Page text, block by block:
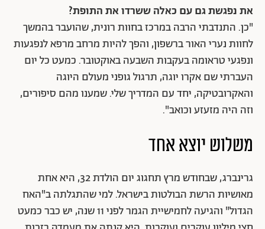
את נפגשת גם עם כאלה ששרדו את התופת?
"כן. התנדבתי הרבה במרכז בחוות רונית, שהועבר בהמשך
לחוות נערי האור ברשפון, והפך להיות מרחב מרפא לנפגעות
ונפגעי טראומה בעקבות השבעה באוקטובר. כמעט כל יום
העברתי שם אקרו יוגה, תרגול גופני מעולם היוגה
והאקרובטיקה, יחד עם המדריך שלי. שמענו מהם סיפורים,
וזה היה מזעזע וכואב".
משלוש יוצא אחד
גרינברג, שבחודש מרץ תחגוג יום הולדת 32, היא אחת
מאושיות הרשת הבולטות בישראל. למי שהתגלתה ב"האח
הגדול" והגיעה לחמישיית הגמר לפני 11 שנה, יש כבר כמעט